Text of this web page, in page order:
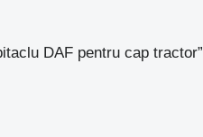
DAF pentru cap tractor”